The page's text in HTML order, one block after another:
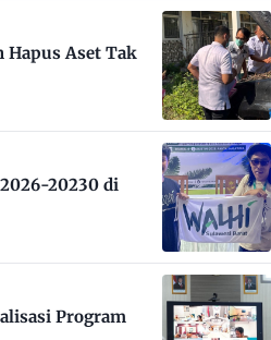
Hapus Aset Tak
20230 di
Program